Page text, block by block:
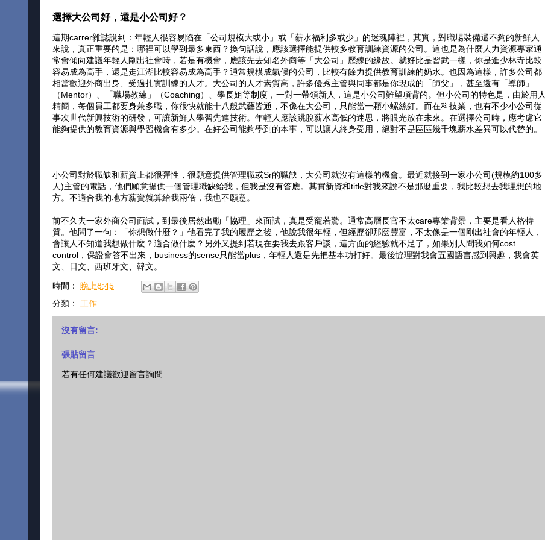
選擇大公司好，還是小公司好？
這期carrer雜誌說到：年輕人很容易陷在「公司規模大或小」或「薪水福利多或少」的迷魂陣裡，其實，對職場裝備還不夠的新鮮人
來說，真正重要的是：哪裡可以學到最多東西？換句話說，應該選擇能提供較多教育訓練資源的公司。這也是為什麼人力資源專家通
常會傾向建議年輕人剛出社會時，若是有機會，應該先去知名外商等「大公司」歷練的緣故。就好比是習武一樣，你是進少林寺比較
容易成為高手，還是走江湖比較容易成為高手？通常規模成氣候的公司，比較有餘力提供教育訓練的奶水。也因為這樣，許多公司都
相當歡迎外商出身、受過扎實訓練的人才。大公司的人才素質高，許多優秀主管與同事都是你現成的「師父」，甚至還有「導師」
（Mentor）、「職場教練」（Coaching）、學長姐等制度，一對一帶領新人，這是小公司難望項背的。但小公司的特色是，由於用人
精簡，每個員工都要身兼多職，你很快就能十八般武藝皆通，不像在大公司，只能當一顆小螺絲釘。而在科技業，也有不少小公司從
事次世代新興技術的研發，可讓新鮮人學習先進技術。年輕人應該跳脫薪水高低的迷思，將眼光放在未來。在選擇公司時，應考慮它
能夠提供的教育資源與學習機會有多少。在好公司能夠學到的本事，可以讓人終身受用，絕對不是區區幾千塊薪水差異可以代替的。
小公司對於職缺和薪資上都很彈性，很願意提供管理職或Sr的職缺，大公司就沒有這樣的機會。最近就接到一家小公司(規模約100多
人)主管的電話，他們願意提供一個管理職缺給我，但我是沒有答應。其實新資和title對我來說不是那麼重要，我比較想去我理想的地
方。不適合我的地方薪資就算給我兩倍，我也不願意。
前不久去一家外商公司面試，到最後居然出動「協理」來面試，真是受寵若驚。通常高層長官不太care專業背景，主要是看人格特
質。他問了一句：「你想做什麼？」他看完了我的履歷之後，他說我很年輕，但經歷卻那麼豐富，不太像是一個剛出社會的年輕人，
會讓人不知道我想做什麼？適合做什麼？另外又提到若現在要我去跟客戶談，這方面的經驗就不足了，如果別人問我如何cost
control，保證會答不出來，business的sense只能當plus，年輕人還是先把基本功打好。最後協理對我會五國語言感到興趣，我會英
文、日文、西班牙文、韓文。
時間： 晚上8:45
分類： 工作
沒有留言:
張貼留言
若有任何建議歡迎留言詢問